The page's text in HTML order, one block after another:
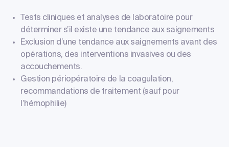
Tests cliniques et analyses de laboratoire pour
déterminer s’il existe une tendance aux saignements
Exclusion d’une tendance aux saignements avant des
opérations, des interventions invasives ou des
accouchements.
Gestion périopératoire de la coagulation,
recommandations de traitement (sauf pour
l’hémophilie)